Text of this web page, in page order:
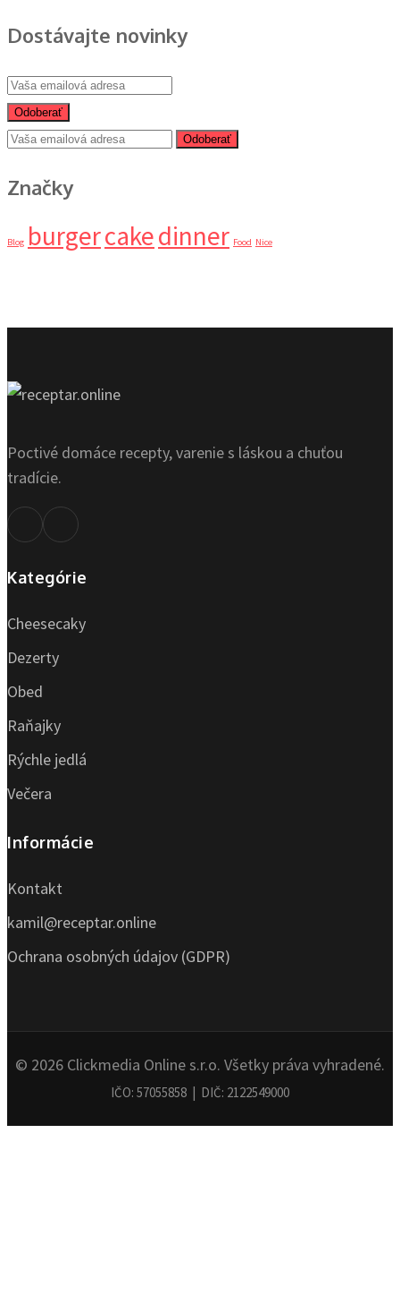
Dostávajte novinky
Odoberať
Odoberať
Značky
Blog burgercakedinner Food Nice
Poctivé domáce recepty, varenie s láskou a chuťou
tradície.
Kategórie
Cheesecaky
Dezerty
Obed
Raňajky
Rýchle jedlá
Večera
Informácie
Kontakt
kamil@receptar.online
Ochrana osobných údajov (GDPR)
© 2026 Clickmedia Online s.r.o. Všetky práva vyhradené.
IČO: 57055858 | DIČ: 2122549000